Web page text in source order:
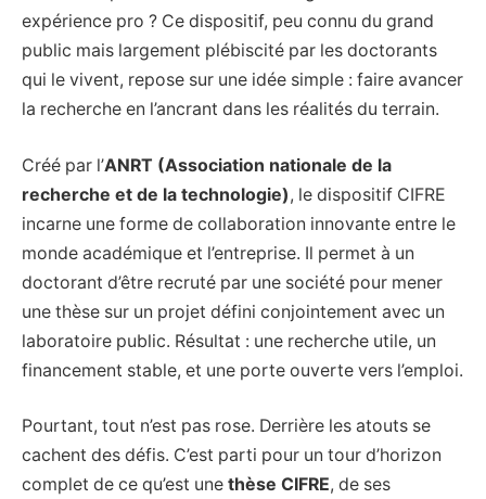
expérience pro ? Ce dispositif, peu connu du grand
public mais largement plébiscité par les doctorants
qui le vivent, repose sur une idée simple : faire avancer
la recherche en l’ancrant dans les réalités du terrain.
Créé par l’ANRT (Association nationale de la
recherche et de la technologie), le dispositif CIFRE
incarne une forme de collaboration innovante entre le
monde académique et l’entreprise. Il permet à un
doctorant d’être recruté par une société pour mener
une thèse sur un projet défini conjointement avec un
laboratoire public. Résultat : une recherche utile, un
financement stable, et une porte ouverte vers l’emploi.
Pourtant, tout n’est pas rose. Derrière les atouts se
cachent des défis. C’est parti pour un tour d’horizon
complet de ce qu’est une thèse CIFRE, de ses